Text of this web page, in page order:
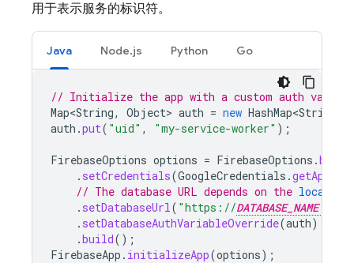
用于表示服务的标识符。
Java Node.js Python Go
// Initialize the app with a custom auth
Map<String, Object> auth = new HashMap<String
auth .put( "uid" , "my-service-worker" );
FirebaseOptions options = FirebaseOptions .
. setCredentials(GoogleCredentials .
// The database URL depends on the location
. setDatabaseUrl( "https://DATABASE_NAME
. setDatabaseAuthVariableOverride(auth)
.build();
FirebaseApp . initializeApp(options);